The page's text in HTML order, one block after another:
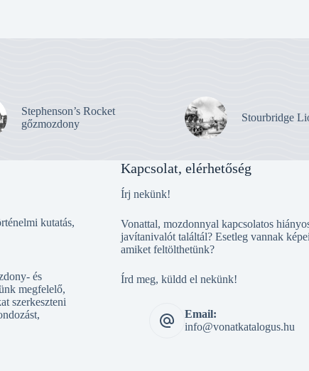
Stephenson’s Rocket
gőzmozdony
Stourbridge
kutatás,
és
megfelelő,
szerkeszteni
Kapcsolat, elérhetőség
Írj nekünk!
Vonattal, mozdonnyal kapcsolatos
javítanivalót találtál? Esetleg vannak
amiket feltölthetünk?
Írd meg, küldd el nekünk!
Email:
info@vonatkatalogus.hu